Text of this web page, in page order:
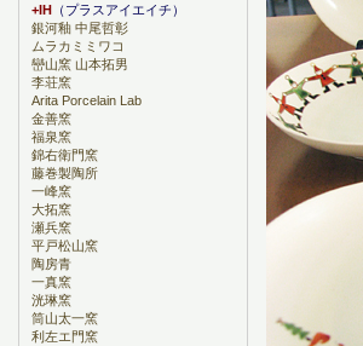
+IH （プラスアイエイチ）
銀河釉 中尾哲彰
ムラカミミワコ
巒山窯 山本拓男
李荘窯
Arita Porcelain Lab
金善窯
福泉窯
錦右衛門窯
藤巻製陶所
一峰窯
大拓窯
瀬兵窯
平戸松山窯
陶房青
一真窯
洸琳窯
筒山太一窯
利左エ門窯